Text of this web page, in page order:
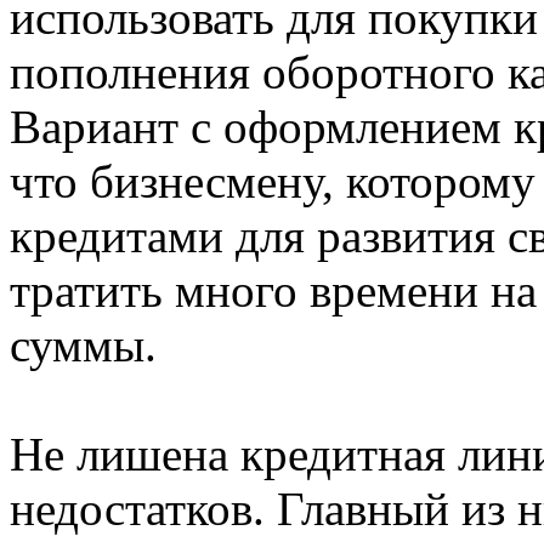
использовать для
пополнения оборотного
Вариант с оформлением
что бизнесмену,
кредитами для развития
тратить много времени
суммы.
Не лишена кредитная
недостатков. Главный из